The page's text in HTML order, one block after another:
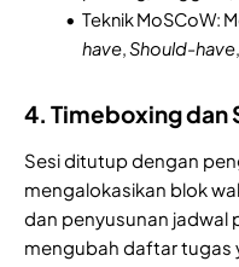
Teknik MoSCoW:
have,Should-have,
4. Timeboxing dan
Sesi ditutup dengan
mengalokasikan blok
dan penyusunan jadwal
mengubah daftar tugas